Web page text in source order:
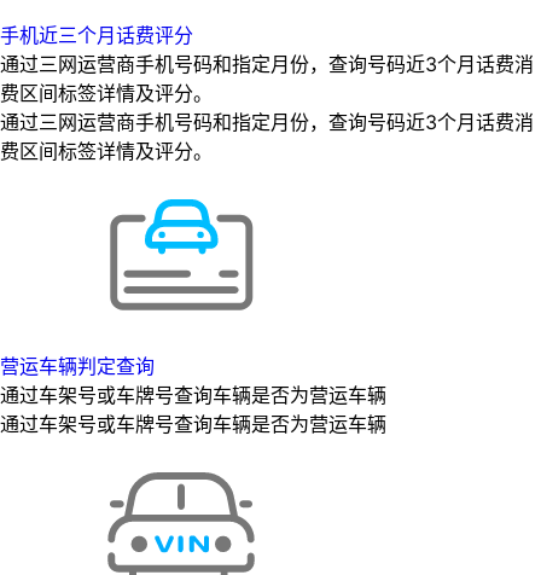
手机近三个月话费评分
通过三网运营商手机号码和指定月份，查询号码近3个月话费消
费区间标签详情及评分。
通过三网运营商手机号码和指定月份，查询号码近3个月话费消
费区间标签详情及评分。
营运车辆判定查询
通过车架号或车牌号查询车辆是否为营运车辆
通过车架号或车牌号查询车辆是否为营运车辆